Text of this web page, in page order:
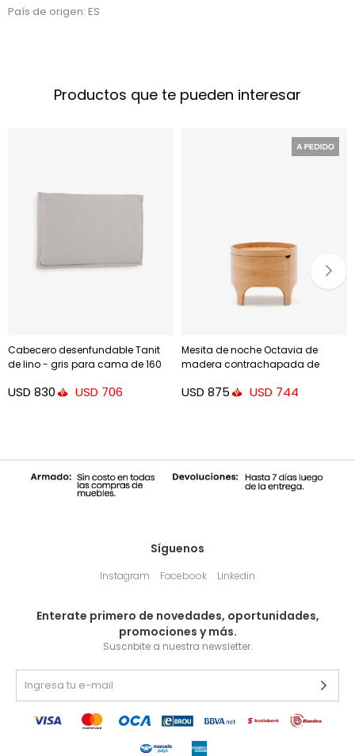
País de origen: ES
Productos que te pueden interesar
Cabecero desenfundable Tanit
de lino - gris para cama de 160
USD 830 USD 706
Mesita de noche Octavia de
madera contrachapada de
USD 875 USD 744
Síguenos
Instagram Facebook Linkedin
Enterate primero de novedades, oportunidades,
promociones y más.
Suscribite a nuestra newsletter.